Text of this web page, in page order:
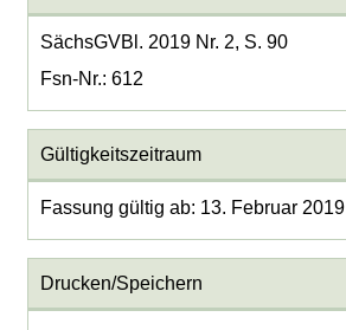
SächsGVBl. 2019 Nr. 2, S. 90
Fsn-Nr.: 612
Gültigkeitszeitraum
Fassung gültig ab: 13. Februar 2019
Drucken/Speichern